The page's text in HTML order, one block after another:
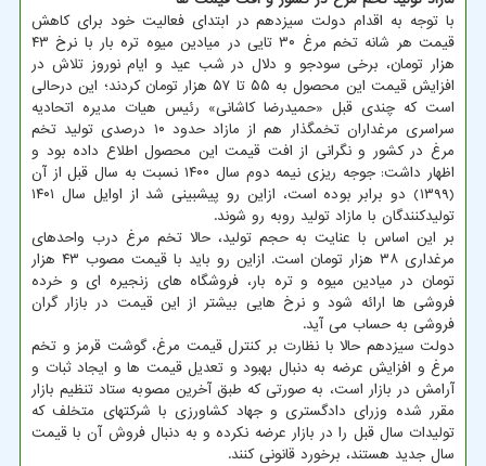
با توجه به اقدام دولت سیزدهم در ابتدای فعالیت خود برای کاهش
قیمت هر شانه تخم مرغ ۳۰ تایی در میادین میوه تره بار با نرخ ۴۳
هزار تومان، برخی سودجو و دلال در شب عید و ایام نوروز تلاش در
افزایش قیمت این محصول به ۵۵ تا ۵۷ هزار تومان کردند؛ این درحالی
است که چندی قبل «حمیدرضا کاشانی» رئیس هیات مدیره اتحادیه
سراسری مرغداران تخمگذار هم از مازاد حدود ۱۰ درصدی تولید تخم
مرغ در کشور و نگرانی از افت قیمت این محصول اطلاع داده بود و
اظهار داشت: جوجه ریزی نیمه دوم سال ۱۴۰۰ نسبت به سال قبل از آن
(۱۳۹۹) دو برابر بوده است، ازاین رو پیشبینی شد از اوایل سال ۱۴۰۱
تولیدکنندگان با مازاد تولید روبه رو شوند.
بر این اساس با عنایت به حجم تولید، حالا تخم مرغ درب واحدهای
مرغداری ۳۸ هزار تومان است. ازاین رو باید با قیمت مصوب ۴۳ هزار
تومان در میادین میوه و تره بار، فروشگاه های زنجیره ای و خرده
فروشی ها ارائه شود و نرخ هایی بیشتر از این قیمت در بازار گران
فروشی به حساب می آید.
دولت سیزدهم حالا با نظارت بر کنترل قیمت مرغ، گوشت قرمز و تخم
مرغ و افزایش عرضه به دنبال بهبود و تعدیل قیمت ها و ایجاد ثبات و
آرامش در بازار است، به صورتی که طبق آخرین مصوبه ستاد تنظیم بازار
مقرر شده وزرای دادگستری و جهاد کشاورزی با شرکتهای متخلف که
تولیدات سال قبل را در بازار عرضه نکرده و به دنبال فروش آن با قیمت
سال جدید هستند، برخورد قانونی کنند.